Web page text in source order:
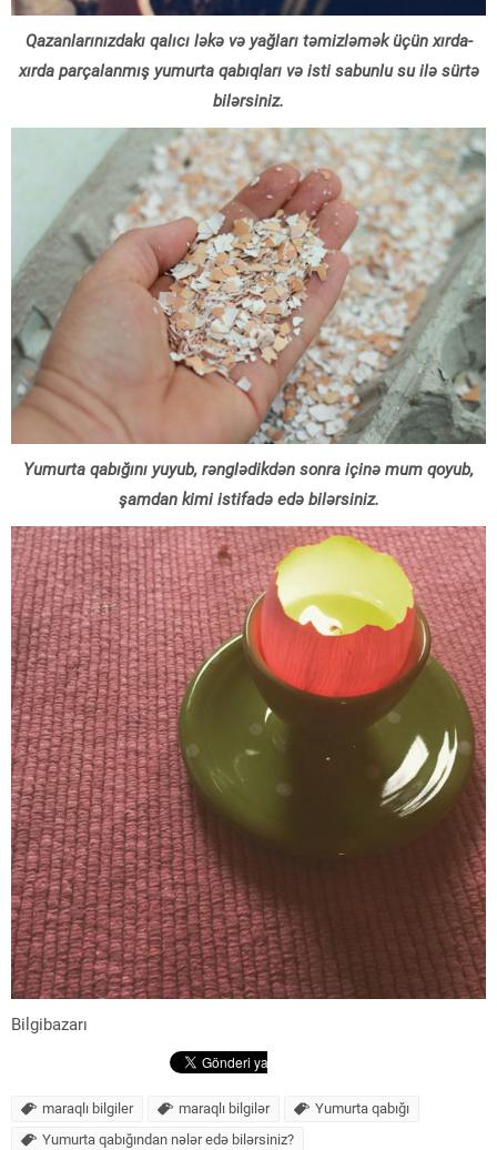
Qazanlarınızdakı qalıcı ləkə və yağları təmizləmək üçün xırda-
xırda parçalanmış yumurta qabıqları və isti sabunlu su ilə sürtə
bilərsiniz.
Yumurta qabığını yuyub, rənglədikdən sonra içinə mum qoyub,
şamdan kimi istifadə edə bilərsiniz.
Bilgibazarı
maraqlı bilgiler maraqlı bilgilər
Yumurta qabığı
Yumurta qabığından nələr edə bilərsiniz?